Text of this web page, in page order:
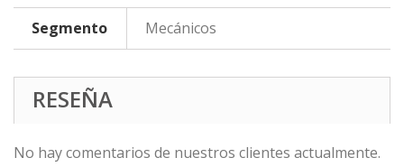
Segmento Mecánicos
RESEÑA
No hay comentarios de nuestros clientes actualmente.